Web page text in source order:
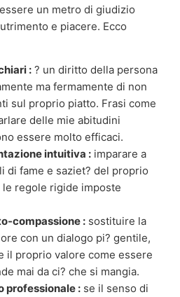
un metro di giudizio
e piacere. Ecco
: ? un diritto della persona
ma fermamente di non
sul proprio piatto. Frasi come
delle mie abitudini
essere molto efficaci.
intuitiva : imparare a
di fame e saziet? del proprio
regole rigide imposte
compassione : sostituire la
con un dialogo pi? gentile,
il proprio valore come essere
mai da ci? che si mangia.
professionale : se il senso di